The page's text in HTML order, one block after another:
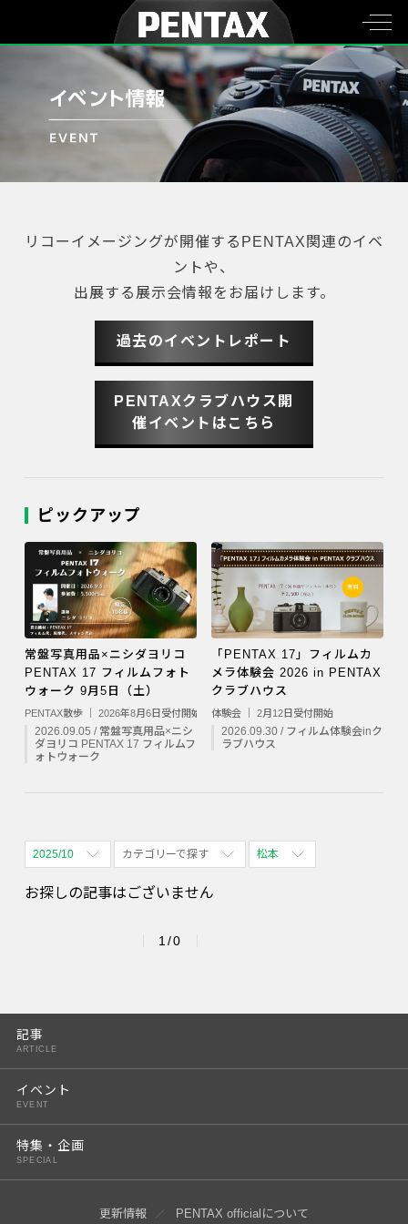
リコーイメージングが開催するPENTAX関連のイベ
ントや、
出展する展示会情報をお届けします。
過去のイベントレポート
PENTAXクラブハウス開
催イベントはこちら
ピックアップ
常盤写真用品×ニシダヨリコ
PENTAX 17 フィルムフォト
ウォーク 9月5日（土）
PENTAX散歩 ｜ 2026年8月6日受付開始
2026.09.05 / 常盤写真用品×ニシ
ダヨリコ PENTAX 17 フィルムフ
ォトウォーク
「PENTAX 17」フィルムカ
メラ体験会 2026 in PENTAX
クラブハウス
体験会 ｜ 2月12日受付開始
2026.09.30 / フィルム体験会inク
ラブハウス
2025/10
全期間
2026/11
2027/01
2027/03
カテゴリーで探す
全て表示
松本
お探しの記事はございません
1/0
記事
ARTICLE
イベント
EVENT
特集・企画
SPECIAL
更新情報 PENTAX officialについて